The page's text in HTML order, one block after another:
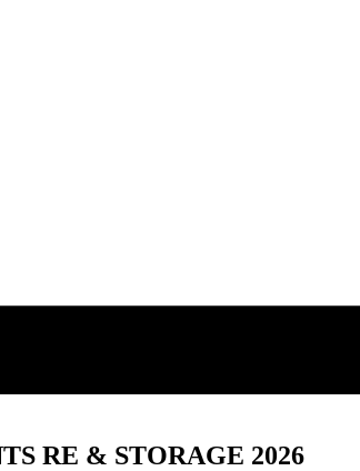
RE & STORAGE 2026